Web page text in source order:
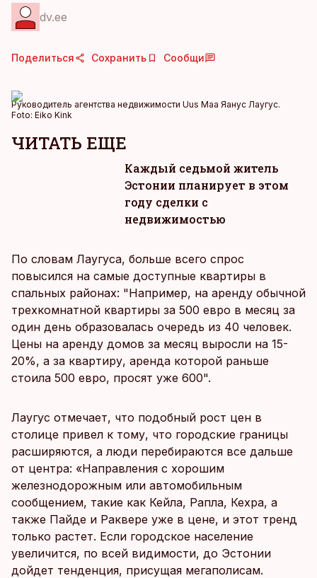
dv.ee
Поделиться Сохранить Сообщи
Руководитель агентства недвижимости Uus Maa Яанус Лаугус.
Foto: Eiko Kink
ЧИТАТЬ ЕЩЕ
Каждый седьмой житель
Эстонии планирует в этом
году сделки с
недвижимостью
По словам Лаугуса, больше всего спрос
повысился на самые доступные квартиры в
спальных районах: "Например, на аренду обычной
трехкомнатной квартиры за 500 евро в месяц за
один день образовалась очередь из 40 человек.
Цены на аренду домов за месяц выросли на 15-
20%, а за квартиру, аренда которой раньше
стоила 500 евро, просят уже 600".
Лаугус отмечает, что подобный рост цен в
столице привел к тому, что городские границы
расширяются, а люди перебираются все дальше
от центра: «Направления с хорошим
железнодорожным или автомобильным
сообщением, такие как Кейла, Рапла, Кехра, а
также Пайде и Раквере уже в цене, и этот тренд
только растет. Если городское население
увеличится, по всей видимости, до Эстонии
дойдет тенденция, присущая мегаполисам.